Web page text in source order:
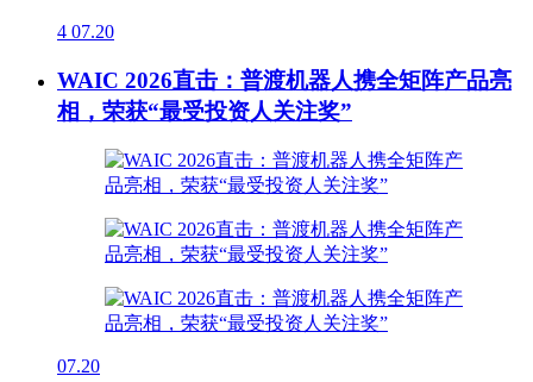
4 07.20
WAIC 2026直击：普渡机器人携全矩阵产品亮
相，荣获“最受投资人关注奖”
07.20